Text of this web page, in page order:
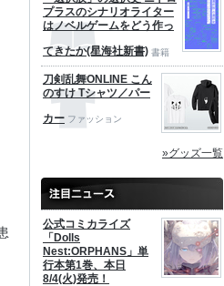
プラスのシナリオライター
はノベルゲームをどう作っ
てきたか(星海社新書) 書籍
刀剣乱舞ONLINE こん
のすけ Tシャツ／パー
カー ファッション
»グッズ一覧
公式コミカライズ
「Dolls
Nest:ORPHANS」単
行本第1巻、本日
8/4(火)発売！